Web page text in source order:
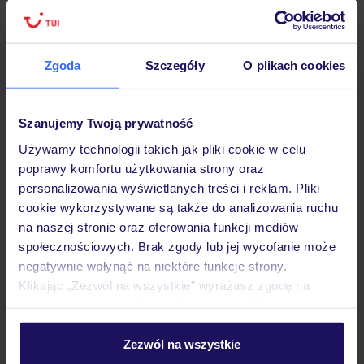
Zgoda Szczegóły O plikach cookies
Szanujemy Twoją prywatność
Używamy technologii takich jak pliki cookie w celu
poprawy komfortu użytkowania strony oraz
personalizowania wyświetlanych treści i reklam. Pliki
cookie wykorzystywane są także do analizowania ruchu
na naszej stronie oraz oferowania funkcji mediów
społecznościowych. Brak zgody lub jej wycofanie może
negatywnie wpłynąć na niektóre funkcje strony.
Klikając „Zezwól na wszystkie” wyrażasz zgodę na
personalizować swój wybór wchodząc w zakładkę
Zezwól na wszystkie
Lider niskich cen 30 lat w
Hotel
Pokoje
Wyżywienie